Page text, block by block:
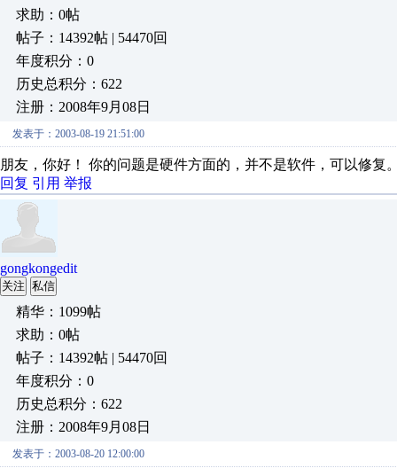
求助：0帖
帖子：14392帖 | 54470回
年度积分：0
历史总积分：622
注册：2008年9月08日
发表于：2003-08-19 21:51:00
朋友，你好！ 你的问题是硬件方面的，并不是软件，可以修复
回复 引用 举报
gongkongedit
关注 私信
精华：1099帖
求助：0帖
帖子：14392帖 | 54470回
年度积分：0
历史总积分：622
注册：2008年9月08日
发表于：2003-08-20 12:00:00